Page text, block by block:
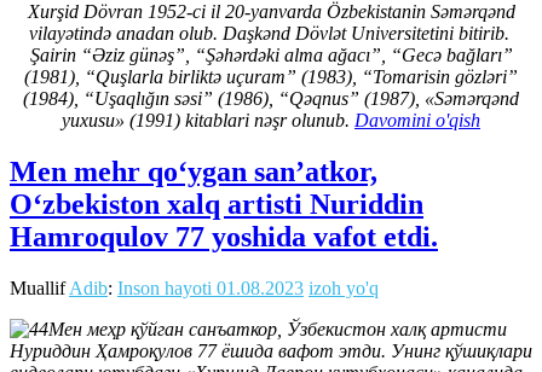
Xurşid Dövran 1952-ci il 20-yanvarda Özbekistanin Səmərqənd
vilayətində anadan olub. Daşkənd Dövlət Universitetini bitirib.
Şairin “Əziz günəş”, “Şəhərdəki alma ağacı”, “Gecə bağları”
(1981), “Quşlarla birliktə uçuram” (1983), “Tomarisin gözləri”
(1984), “Uşaqlığın səsi” (1986), “Qəqnus” (1987), «Səmərqənd
yuxusu» (1991) kitablari nəşr olunub. Davomini o'qish
Men mehr qo‘ygan san’atkor,
O‘zbekiston xalq artisti Nuriddin
Hamroqulov 77 yoshida vafot etdi.
MuallifAdib: Inson hayoti 01.08.2023 izoh yo'q
Мен меҳр қўйган санъаткор, Ўзбекистон халқ артисти
Нуриддин Ҳамроқулов 77 ёшида вафот этди. Унинг қўшиқлари